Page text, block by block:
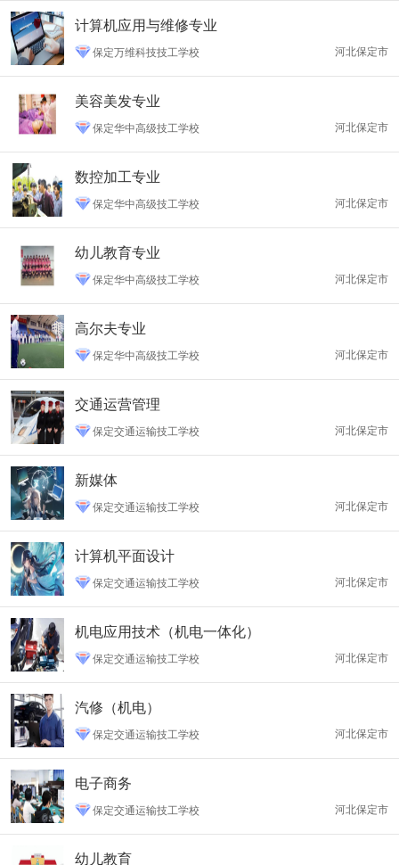
计算机应用与维修专业
河北保定市
保定万维科技技工学校
美容美发专业
河北保定市
保定华中高级技工学校
数控加工专业
河北保定市
保定华中高级技工学校
幼儿教育专业
河北保定市
保定华中高级技工学校
高尔夫专业
河北保定市
保定华中高级技工学校
交通运营管理
河北保定市
保定交通运输技工学校
新媒体
河北保定市
保定交通运输技工学校
计算机平面设计
河北保定市
保定交通运输技工学校
机电应用技术（机电一体化）
河北保定市
保定交通运输技工学校
汽修（机电）
河北保定市
保定交通运输技工学校
电子商务
河北保定市
保定交通运输技工学校
幼儿教育